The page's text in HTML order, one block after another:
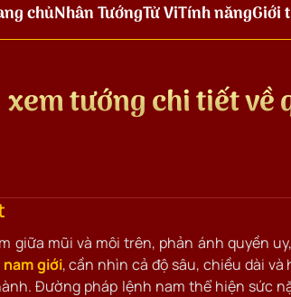
chủNhân TướngTử ViTính năngGiới
tướng chi tiết về
mũi và môi trên, phản ánh quyền
giới, cần nhìn cả độ sâu, chiều dài và
Đường pháp lệnh nam thể hiện sức